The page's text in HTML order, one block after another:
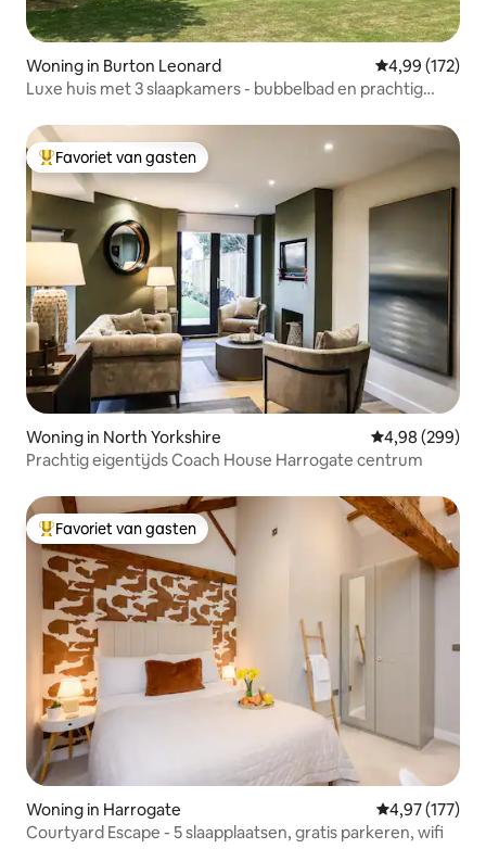
Woning in Burton Leonard Gemiddelde
4,99 (172)
Luxe huis met 3 slaapkamers - bubbelbad en prachtig
Topfavoriet van gasten
Favoriet van gasten
Woning in North Yorkshire Gemiddelde
4,98 (299)
Prachtig eigentijds Coach House Harrogate centrum
Topfavoriet van gasten
Favoriet van gasten
Woning in Harrogate Gemiddelde
4,97 (177)
Courtyard Escape - 5 slaapplaatsen, gratis parkeren, wifi